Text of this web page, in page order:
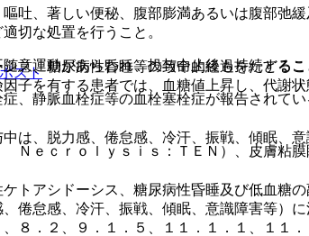
、糖尿病性昏睡等の致命的経過をたどる
子を有する患者では、血糖値上昇し、代謝
、脱力感、倦怠感、冷汗、振戦、傾眠、
アシドーシス、糖尿病性昏睡及び低血糖
倦怠感、冷汗、振戦、傾眠、意識障害等）
８．２、９．１．５、１１．１．１、１１．
、著しい便秘、腹部膨満あるいは腹部弛
切な処置を行うこと。
意運動があらわれ、投与中止後も持続する
静脈血栓症等の血栓塞栓症が報告されて
ｅｃｒｏｌｙｓｉｓ：ＴＥＮ）、皮膚粘膜
ポスト